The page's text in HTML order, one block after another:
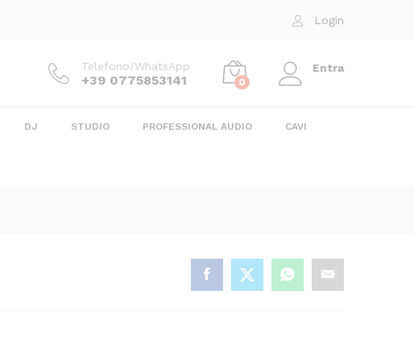
Login
Telefono/WhatsApp
+39 0775853141 0
Entra
DJ STUDIO PROFESSIONAL AUDIO CAVI
Aggiungi al carrello